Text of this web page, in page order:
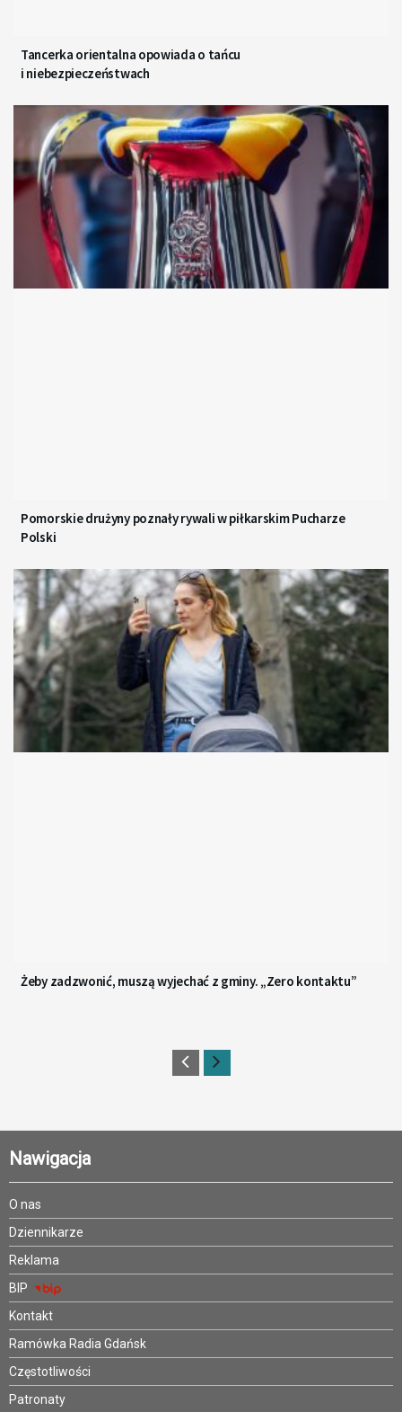
Tancerka orientalna opowiada o tańcu
i niebezpieczeństwach
Pomorskie drużyny poznały rywali w piłkarskim Pucharze
Polski
Żeby zadzwonić, muszą wyjechać z gminy. „Zero kontaktu”
Nawigacja
O nas
Dziennikarze
Reklama
BIP
Kontakt
Ramówka Radia Gdańsk
Częstotliwości
Patronaty